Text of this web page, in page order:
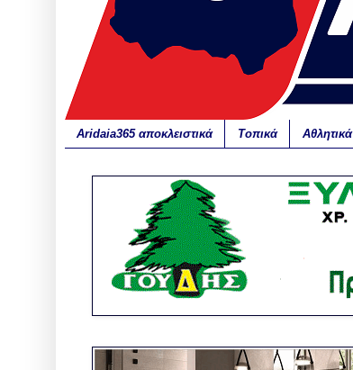
Aridaia365 αποκλειστικά Τοπικά Αθλητικά